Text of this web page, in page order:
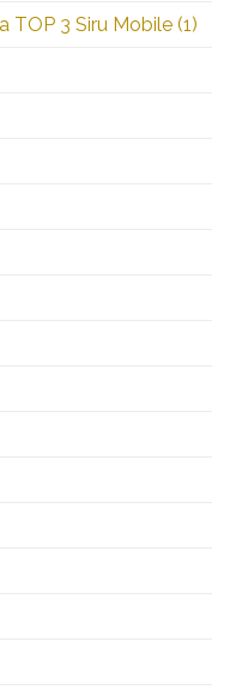
TOP 3 Siru Mobile (1)